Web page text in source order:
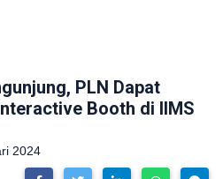
PLN Dapat
Booth di IIMS
2024